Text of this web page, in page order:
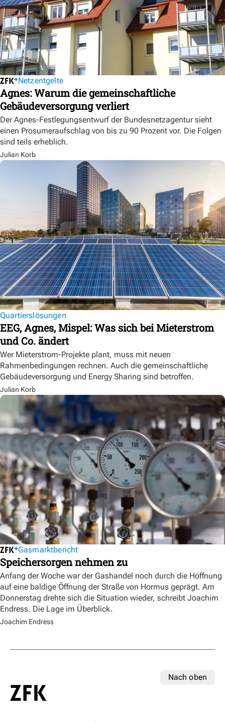
Netzentgelte
Agnes: Warum die gemeinschaftliche
Gebäudeversorgung verliert
Der Agnes-Festlegungsentwurf der Bundesnetzagentur sieht
einen Prosumeraufschlag von bis zu 90 Prozent vor. Die Folgen
sind teils erheblich.
Julian Korb
Quartierslösungen
EEG, Agnes, Mispel: Was sich bei Mieterstrom
und Co. ändert
Wer Mieterstrom-Projekte plant, muss mit neuen
Rahmenbedingungen rechnen. Auch die gemeinschaftliche
Gebäudeversorgung und Energy Sharing sind betroffen.
Julian Korb
Gasmarktbericht
Speichersorgen nehmen zu
Anfang der Woche war der Gashandel noch durch die Hoffnung
auf eine baldige Öffnung der Straße von Hormus geprägt. Am
Donnerstag drehte sich die Situation wieder, schreibt Joachim
Endress. Die Lage im Überblick.
Joachim Endress
Nach oben